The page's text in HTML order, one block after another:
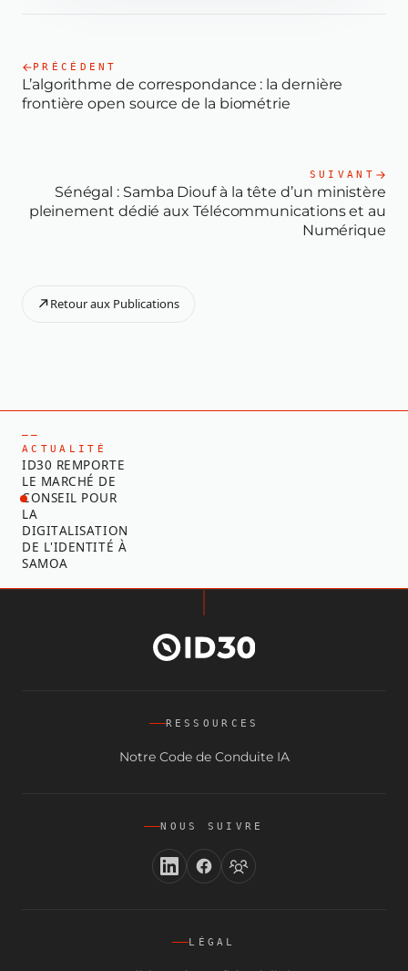
PRÉCÉDENT
L’algorithme de correspondance : la dernière
frontière open source de la biométrie
SUIVANT
Sénégal : Samba Diouf à la tête d’un ministère
pleinement dédié aux Télécommunications et au
Numérique
Retour aux Publications
——
AC T UA L IT É
ID30 REMPORTE
LE MARCHÉ DE
CONSEIL POUR
LA
DIGITALISATION
DE L'IDENTITÉ À
SAMOA
RESSOURCES
Notre Code de Conduite IA
NOUS SUIVRE
LÉGAL